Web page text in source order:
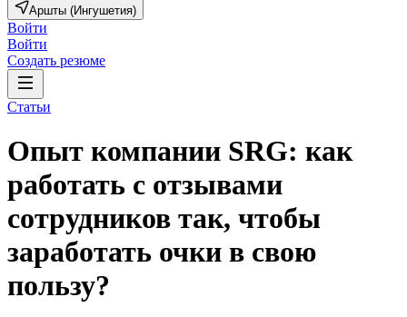
Аршты (Ингушетия)
Войти
Войти
Создать резюме
Статьи
Опыт компании SRG: как
работать с отзывами
сотрудников так, чтобы
заработать очки в свою
пользу?